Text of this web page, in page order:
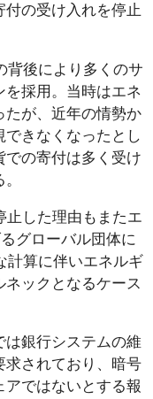
の受け入れを停止
背後により多くのサ
を採用。当時はエネ
たが、近年の情勢か
できなくなったとし
での寄付は多く受け
止した理由もまたエ
グローバル団体に
計算に伴いエネルギ
ックとなるケース
銀行システムの維
求されており、暗号
ではないとする報